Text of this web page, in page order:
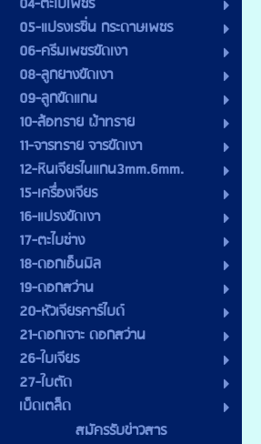
05-แปรงเรซิ่น กระดาษเพชร
06-ครีมเพชรขัดเงา
08-ลูกยางขัดเงา
09-ลูกขัดแกน
10-ล้อทราย ผ้าทราย
11-จารทราย จารขัดเงา
12-หินเจียรไนแกน3mm.6mm.
15-เครื่องเจียร
16-แปรงขัดเงา
17-ตะไบช่าง
18-ดอกเอ็นมิล
19-ดอกสว่าน
20-หัวเจียรคาร์ไบด์
21-ดอกเจาะ ดอกสว่าน
26-ใบเจียร
27-ใบตัด
เบ็ดเตล็ด
สมัครรับข่าวสาร